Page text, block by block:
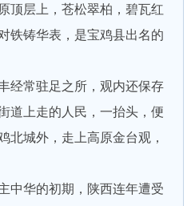
顶层上，苍松翠柏，碧瓦红
铁铸华表，是宝鸡县出名的
常驻足之所，观内还保存
道上走的人民，一抬头，便
北城外，走上高原金台观，
华的初期，陕西连年遭受